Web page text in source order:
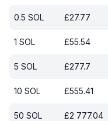
0.5 SOL £27.77
1 SOL £55.54
5 SOL £277.7
10 SOL £555.41
50 SOL £2 777.04